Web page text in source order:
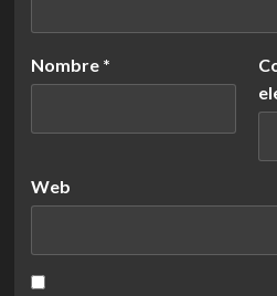
Nombre *
Web